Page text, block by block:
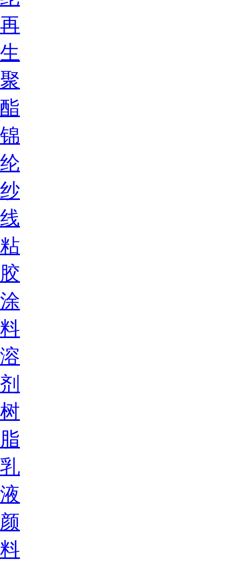
再
生
聚
酯
锦
纶
纱
线
粘
胶
涂
料
溶
剂
树
脂
乳
液
颜
料